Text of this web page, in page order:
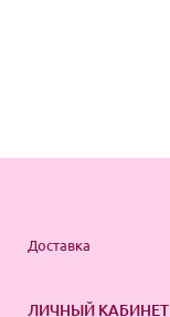
Доставка
ЛИЧНЫЙ КАБИНЕТ